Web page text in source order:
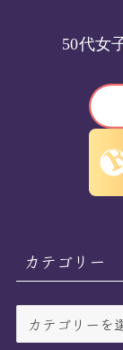
50代女
カテゴリー
テ